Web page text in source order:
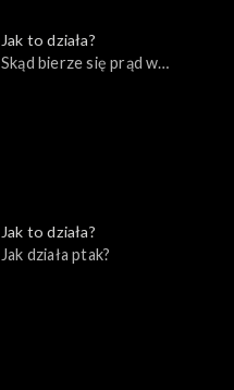
Jak to działa?
Skąd bierze się prąd w
Jak to działa?
Jak działa ptak?